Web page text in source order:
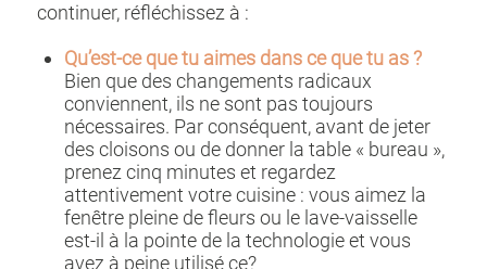
continuer, réfléchissez à :
Qu’est-ce que tu aimes dans ce que tu as ?
Bien que des changements radicaux
conviennent, ils ne sont pas toujours
nécessaires. Par conséquent, avant de jeter
des cloisons ou de donner la table « bureau »,
prenez cinq minutes et regardez
attentivement votre cuisine : vous aimez la
fenêtre pleine de fleurs ou le lave-vaisselle
est-il à la pointe de la technologie et vous
avez à peine utilisé ce?